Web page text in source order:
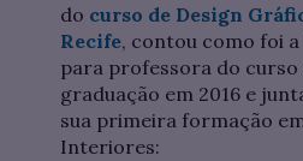
do curso de Design
Recife, contou como foi
para professora do curso
graduação em 2016 e
sua primeira formação
Interiores: